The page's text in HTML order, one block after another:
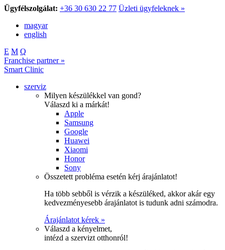
Ügyfélszolgálat: +36 30 630 22 77 Üzleti ügyfeleknek »
magyar
english
E M Q
Franchise partner »
Smart Clinic
szerviz
Milyen készülékkel van gond?
Válaszd ki a márkát!
Apple
Samsung
Google
Huawei
Xiaomi
Honor
Sony
Összetett probléma esetén kérj árajánlatot!
Ha több sebből is vérzik a készüléked, akkor akár egy
kedvezményesebb árajánlatot is tudunk adni számodra.
Árajánlatot kérek »
Válaszd a kényelmet,
intézd a szervizt otthonról!